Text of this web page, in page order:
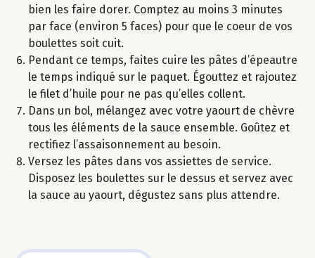
bien les faire dorer. Comptez au moins 3 minutes
par face (environ 5 faces) pour que le coeur de vos
boulettes soit cuit.
Pendant ce temps, faites cuire les pâtes d’épeautre
le temps indiqué sur le paquet. Égouttez et rajoutez
le filet d’huile pour ne pas qu’elles collent.
Dans un bol, mélangez avec votre yaourt de chèvre
tous les éléments de la sauce ensemble. Goûtez et
rectifiez l’assaisonnement au besoin.
Versez les pâtes dans vos assiettes de service.
Disposez les boulettes sur le dessus et servez avec
la sauce au yaourt, dégustez sans plus attendre.